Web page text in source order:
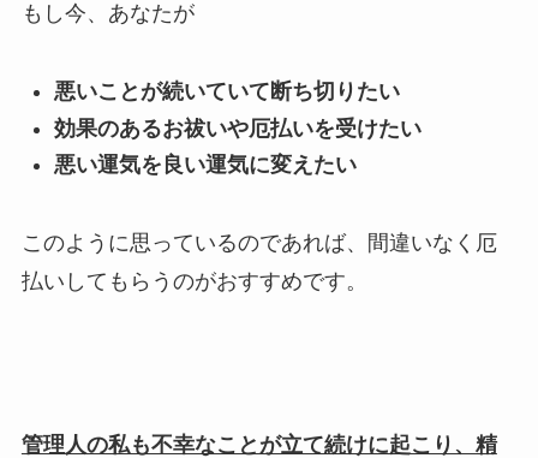
もし今、あなたが
悪いことが続いていて断ち切りたい
効果のあるお祓いや厄払いを受けたい
悪い運気を良い運気に変えたい
このように思っているのであれば、間違いなく厄
払いしてもらうのがおすすめです。
管理人の私も不幸なことが立て続けに起こり、精